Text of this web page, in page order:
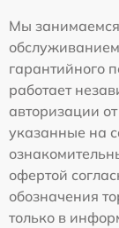
Мы
гарантийного
работает
авторизации
указанные на
офертой
обозначения
только в